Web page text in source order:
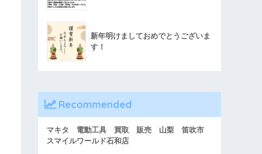
新年明けましておめでとうございま
す！
Recommended
マキタ 電動工具 買取 販売 山梨 笛吹市
スマイルワールド石和店